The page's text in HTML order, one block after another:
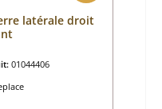
latérale droit
01044406